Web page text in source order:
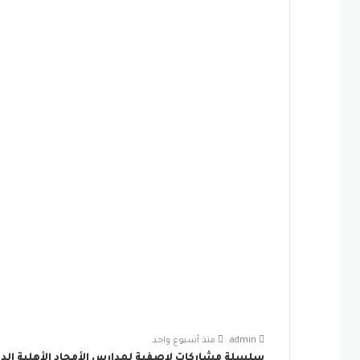
admin منذ أسبوع واحد